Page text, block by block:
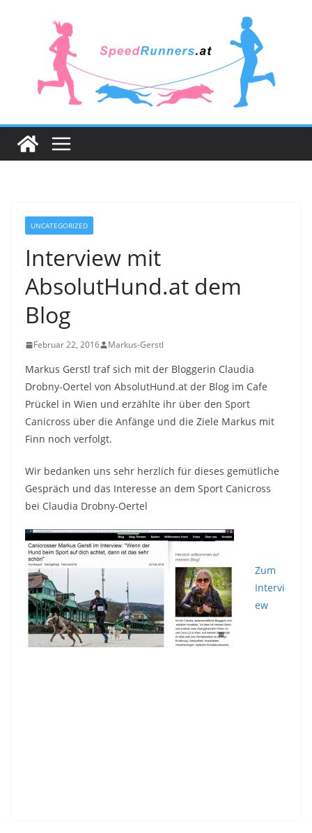
UNCATEGORIZED
Interview mit
AbsolutHund.at dem
Blog
Februar 22, 2016 Markus-Gerstl
Markus Gerstl traf sich mit der Bloggerin Claudia
Drobny-Oertel von AbsolutHund.at der Blog im Cafe
Prückel in Wien und erzählte ihr über den Sport
Canicross über die Anfänge und die Ziele Markus mit
Finn noch verfolgt.
Wir bedanken uns sehr herzlich für dieses gemütliche
Gespräch und das Interesse an dem Sport Canicross
bei Claudia Drobny-Oertel
Zum
Intervi
ew